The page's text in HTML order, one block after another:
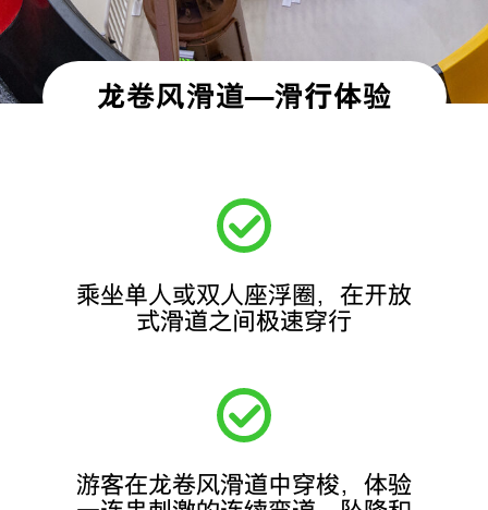
龙卷风滑道—滑行体验
乘坐单人或双人座浮圈，在开放
式滑道之间极速穿行
游客在龙卷风滑道中穿梭，体验